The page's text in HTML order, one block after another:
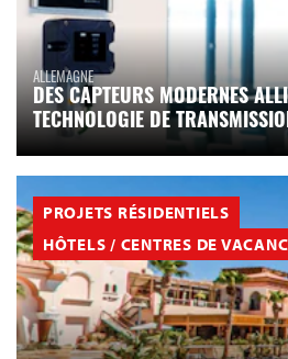
ALLEMAGNE
DES CAPTEURS MODERNES
TECHNOLOGIE DE
PROJETS RÉSIDENTIELS
HÔTELS / CENTRES DE